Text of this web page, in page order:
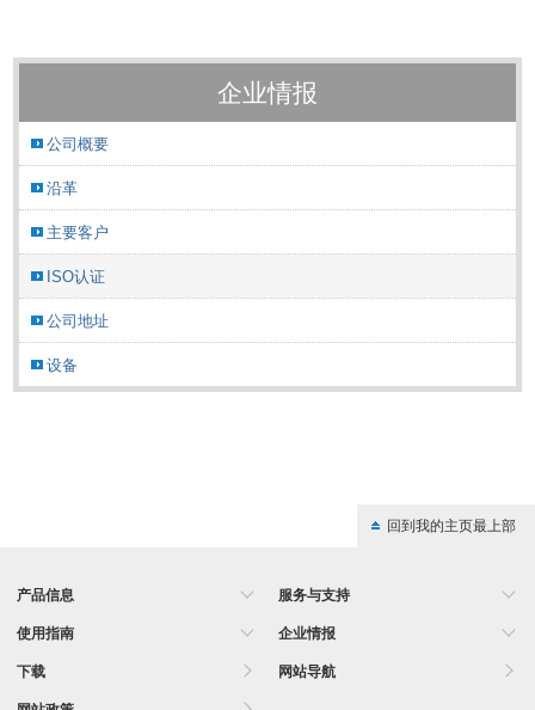
企业情报
公司概要
沿革
主要客户
ISO认证
公司地址
设备
回到我的主页最上部
产品信息 服务与支持
使用指南 企业情报
下载 网站导航